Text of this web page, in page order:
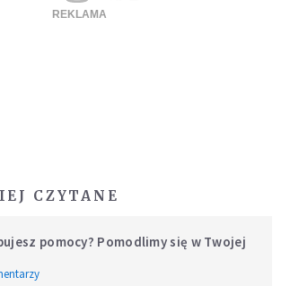
CZYTANE
pomocy? Pomodlimy się w Twojej